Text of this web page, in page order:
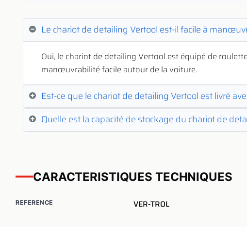
Le chariot de detailing Vertool est-il facile à
Oui, le chariot de detailing Vertool est équipé de
manœuvrabilité facile autour de la voiture.
Est-ce que le chariot de detailing Vertool est livré
Quelle est la capacité de stockage du chariot de
CARACTERISTIQUES TECHNIQUES
REFERENCE VER-TROL